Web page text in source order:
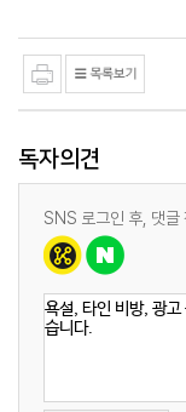
독자의견
SNS 로그인 후, 댓글